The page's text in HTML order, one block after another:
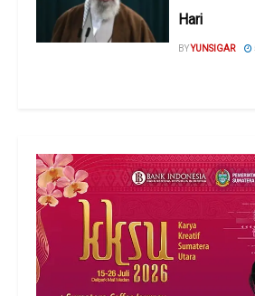
Hari
BYYUNSIGAR